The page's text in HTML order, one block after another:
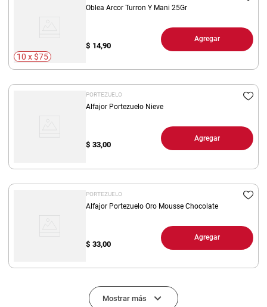
10 x $75
Oblea Arcor Turron Y Mani 25Gr
$ 14,90
Agregar
PORTEZUELO
Alfajor Portezuelo Nieve
$ 33,00
Agregar
PORTEZUELO
Alfajor Portezuelo Oro Mousse Chocolate
$ 33,00
Agregar
Mostrar más